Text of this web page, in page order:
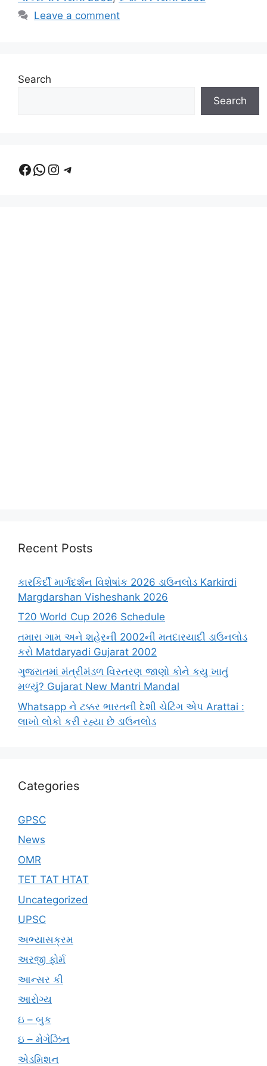
Leave a comment
Search
Search
Facebook
WhatsApp
Instagram
Telegram
Recent Posts
કારકિર્દી માર્ગદર્શન વિશેષાંક 2026 ડાઉનલોડ Karkirdi
Margdarshan Visheshank 2026
T20 World Cup 2026 Schedule
તમારા ગામ અને શહેરની 2002ની મતદારયાદી ડાઉનલોડ
કરો Matdaryadi Gujarat 2002
ગુજરાતમાં મંત્રીમંડળ વિસ્તરણ જાણો કોને કયુ ખાતું
મળ્યું? Gujarat New Mantri Mandal
Whatsapp ને ટક્કર ભારતની દેશી ચેટિંગ એપ Arattai :
લાખો લોકો કરી રહ્યા છે ડાઉનલોડ
Categories
GPSC
News
OMR
TET TAT HTAT
Uncategorized
UPSC
અભ્યાસક્રમ
અરજી ફોર્મ
આન્સર કી
આરોગ્ય
ઇ – બુક
ઇ – મેગેઝિન
એડમિશન